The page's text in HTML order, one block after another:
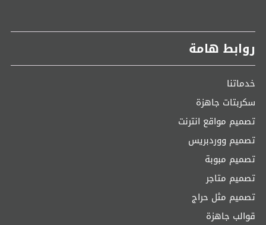
روابط هامة
خدماتنا
سكربتات جاهزة
تصميم مواقع انترنت
تصميم ووردبريس
تصميم مبوبة
تصميم متاجر
تصميم مثل حراج
قوالب جاهزة